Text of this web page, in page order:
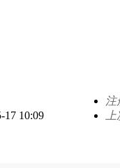
注
17 10:09